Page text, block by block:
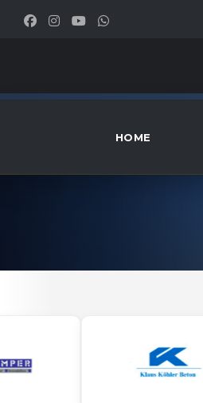
HOME